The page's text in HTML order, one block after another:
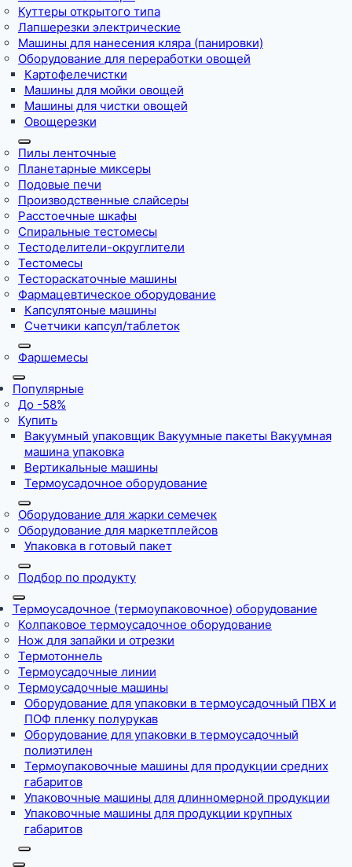
Куттеры открытого типа
Лапшерезки электрические
Машины для нанесения кляра (панировки)
Оборудование для переработки овощей
Картофелечистки
Машины для мойки овощей
Машины для чистки овощей
Овощерезки
Пилы ленточные
Планетарные миксеры
Подовые печи
Производственные слайсеры
Расстоечные шкафы
Спиральные тестомесы
Тестоделители-округлители
Тестомесы
Тестораскаточные машины
Фармацевтическое оборудование
Капсулятоные машины
Счетчики капсул/таблеток
Фаршемесы
Популярные
До -58%
Купить
Вакуумный упаковщик Вакуумные пакеты Вакуумная
машина упаковка
Вертикальные машины
Термоусадочное оборудование
Оборудование для жарки семечек
Оборудование для маркетплейсов
Упаковка в готовый пакет
Подбор по продукту
Термоусадочное (термоупаковочное) оборудование
Колпаковое термоусадочное оборудование
Нож для запайки и отрезки
Термотоннель
Термоусадочные линии
Термоусадочные машины
Оборудование для упаковки в термоусадочный ПВХ и
ПОФ пленку полурукав
Оборудование для упаковки в термоусадочный
полиэтилен
Термоупаковочные машины для продукции средних
габаритов
Упаковочные машины для длинномерной продукции
Упаковочные машины для продукции крупных
габаритов